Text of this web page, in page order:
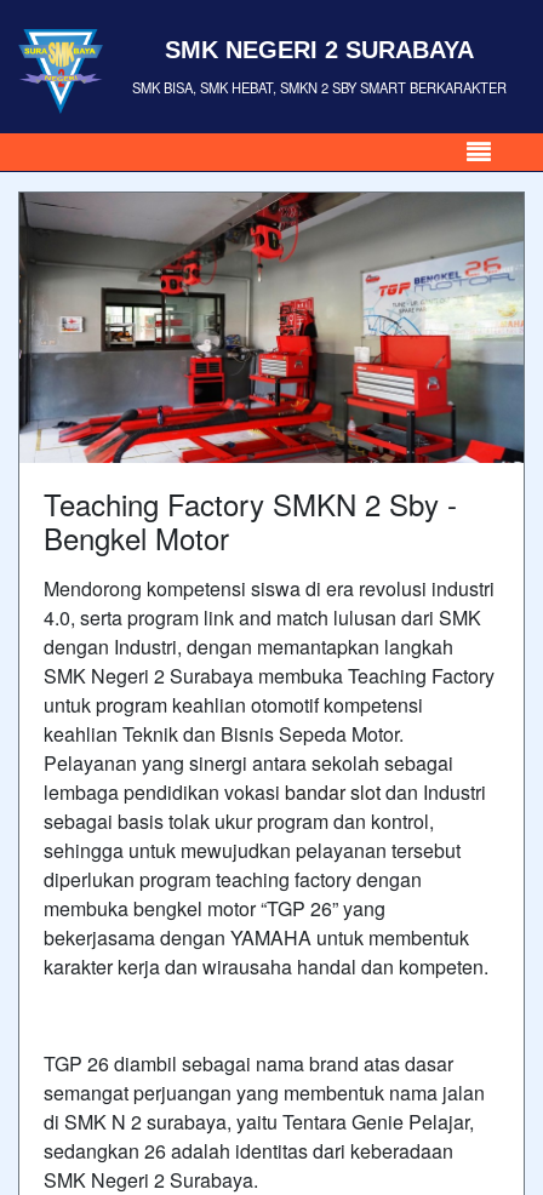
SMK NEGERI 2 SURABAYA
SMK BISA, SMK HEBAT, SMKN 2 SBY SMART BERKARAKTER
Teaching Factory SMKN 2 Sby -
Bengkel Motor
Mendorong kompetensi siswa di era revolusi industri
4.0, serta program link and match lulusan dari SMK
dengan Industri, dengan memantapkan langkah
SMK Negeri 2 Surabaya membuka Teaching Factory
untuk program keahlian otomotif kompetensi
keahlian Teknik dan Bisnis Sepeda Motor.
Pelayanan yang sinergi antara sekolah sebagai
lembaga pendidikan vokasi bandar slotdan Industri
sebagai basis tolak ukur program dan kontrol,
sehingga untuk mewujudkan pelayanan tersebut
diperlukan program teaching factory dengan
membuka bengkel motor “TGP 26” yang
bekerjasama dengan YAMAHA untuk membentuk
karakter kerja dan wirausaha handal dan kompeten.
TGP 26 diambil sebagai nama brand atas dasar
semangat perjuangan yang membentuk nama jalan
di SMK N 2 surabaya, yaitu Tentara Genie Pelajar,
sedangkan 26 adalah identitas dari keberadaan
SMK Negeri 2 Surabaya.